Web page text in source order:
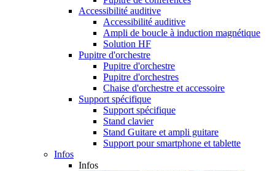
Accessibilité auditive
Accessibilité auditive
Ampli de boucle à induction magnétique
Solution HF
Pupitre d'orchestre
Pupitre d'orchestre
Pupitre d'orchestres
Chaise d'orchestre et accessoire
Support spécifique
Support spécifique
Stand clavier
Stand Guitare et ampli guitare
Support pour smartphone et tablette
Infos
Infos